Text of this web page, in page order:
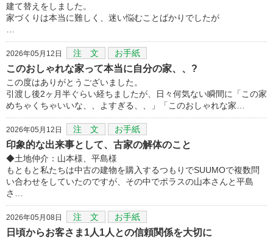
建て替えをしました。
家づくりは本当に難しく、迷い悩むことばかりでしたが
2026年05月12日 注 文 お手紙
このおしゃれな家って本当に自分の家、、?
この度はありがとうございました。
引渡し後2ヶ月半ぐらい経ちましたが、日々何気ない瞬間に「この家
めちゃくちゃいいな、、よすぎる、、」「このおしゃれな家…
2026年05月12日 注 文 お手紙
印象的な出来事として、古家の解体のこと
◆土地仲介：山本様、平島様
もともと私たちは中古の建物を購入するつもりでSUUMOで複数問
い合わせをしていたのですが、その中でポラスの山本さんと平島
さ…
2026年05月08日 注 文 お手紙
日頃からお客さま1人1人との信頼関係を大切に